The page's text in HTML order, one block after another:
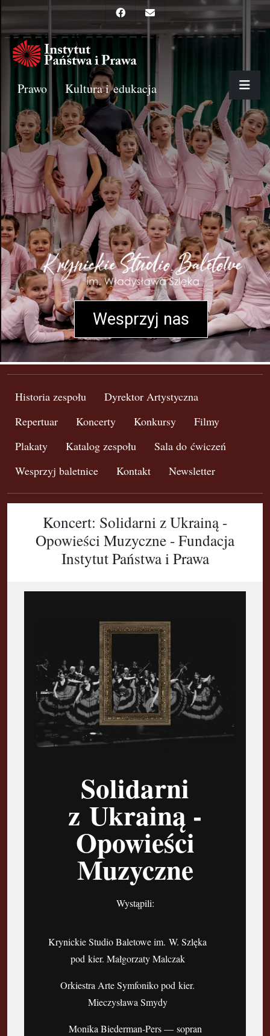
Prawo Kultura i edukacja
Wesprzyj nas
Historia zespołu
Dyrektor Artystyczna
Repertuar
Koncerty Konkursy
Filmy
Plakaty
Katalog zespołu
Sala do ćwiczeń
Wesprzyj baletnice
Kontakt Newsletter
Koncert: Solidarni z Ukrainą -
Opowieści Muzyczne - Fundacja
Instytut Państwa i Prawa
Solidarni
z Ukrainą -
Opowieści
Muzyczne
Wystąpili:
Krynickie Studio Baletowe im. W. Szlęka
pod kier. Małgorzaty Malczak
Orkiestra Arte Symfoniko pod kier.
Mieczysława Smydy
Monika Biederman-Pers — sopran